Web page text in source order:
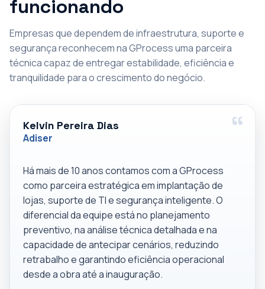
funcionando
Empresas que dependem de infraestrutura, suporte e
segurança reconhecem na GProcess uma parceira
técnica capaz de entregar estabilidade, eficiência e
tranquilidade para o crescimento do negócio.
Kelvin Pereira Dias
Adiser
Há mais de 10 anos contamos com a GProcess
como parceira estratégica em implantação de
lojas, suporte de TI e segurança inteligente. O
diferencial da equipe está no planejamento
preventivo, na análise técnica detalhada e na
capacidade de antecipar cenários, reduzindo
retrabalho e garantindo eficiência operacional
desde a obra até a inauguração.